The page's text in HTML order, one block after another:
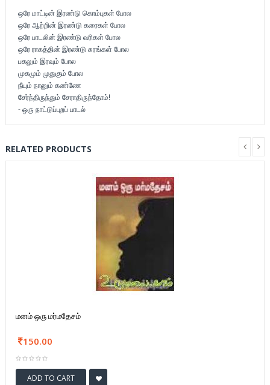
ஒரே மாட்டின் இரண்டு கொம்புகள் போல
ஒரே ஆற்றின் இரண்டு கரைகள் போல
ஒரே பாடலின் இரண்டு வரிகள் போல
ஒரே ராகத்தின் இரண்டு சுரங்கள் போல
பகலும் இரவும் போல
முகமும் முதுகும் போல
நீயும் நானும் கண்ணே
சேர்ந்திருந்தும் சேராதிருந்தோம்!
- ஒரு நாட்டுப்புறப் பாடல்
RELATED PRODUCTS
மனம் ஒரு மர்மதேசம்
150.00
ADD TO CART